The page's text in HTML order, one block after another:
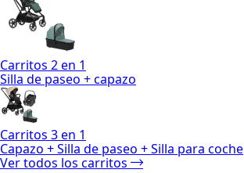
Carritos 2 en 1
Silla de paseo + capazo
Carritos 3 en 1
Capazo + Silla de paseo + Silla para coche
Ver todos los carritos